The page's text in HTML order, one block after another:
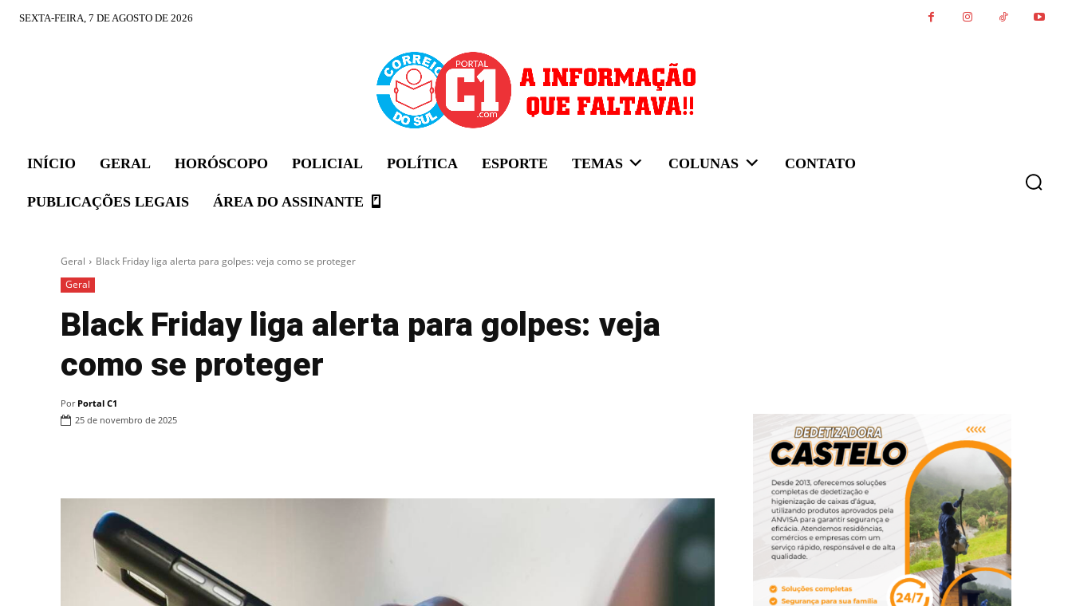
SEXTA-FEIRA, 7 DE AGOSTO DE 2026
INÍCIO GERAL HORÓSCOPO POLICIAL POLÍTICA ESPORTE TEMAS COLUNAS CONTATO
PUBLICAÇÕES LEGAIS ÁREA DO ASSINANTE
Geral
Black Friday liga alerta para golpes: veja como se proteger
Geral
Black Friday liga alerta para golpes: veja
como se proteger
Por Portal C1
25 de novembro de 2025